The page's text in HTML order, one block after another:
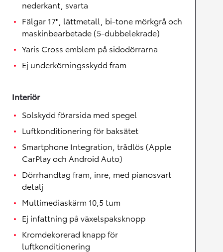
nederkant, svarta
Fälgar 17", lättmetall, bi-tone mörkgrå och
maskinbearbetade (5-dubbelekrade)
Yaris Cross emblem på sidodörrarna
Ej underkörningsskydd fram
Interiör
Solskydd förarsida med spegel
Luftkonditionering för baksätet
Smartphone Integration, trådlös (Apple
CarPlay och Android Auto)
Dörrhandtag fram, inre, med pianosvart
detalj
Multimediaskärm 10,5 tum
Ej infattning på växelspaksknopp
Kromdekorerad knapp för
luftkonditionering